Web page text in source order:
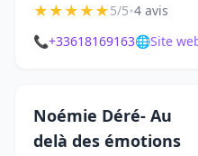
★★★★★5/5•4 avis
📞+33618169163🌐Site
Noémie Déré- Au
delà des émotions